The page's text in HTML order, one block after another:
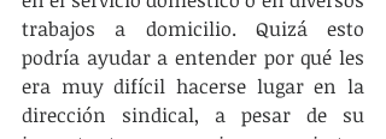
trabajos a domicilio. Quizá esto
podría ayudar a entender por qué les
era muy difícil hacerse lugar en la
dirección sindical, a pesar de su